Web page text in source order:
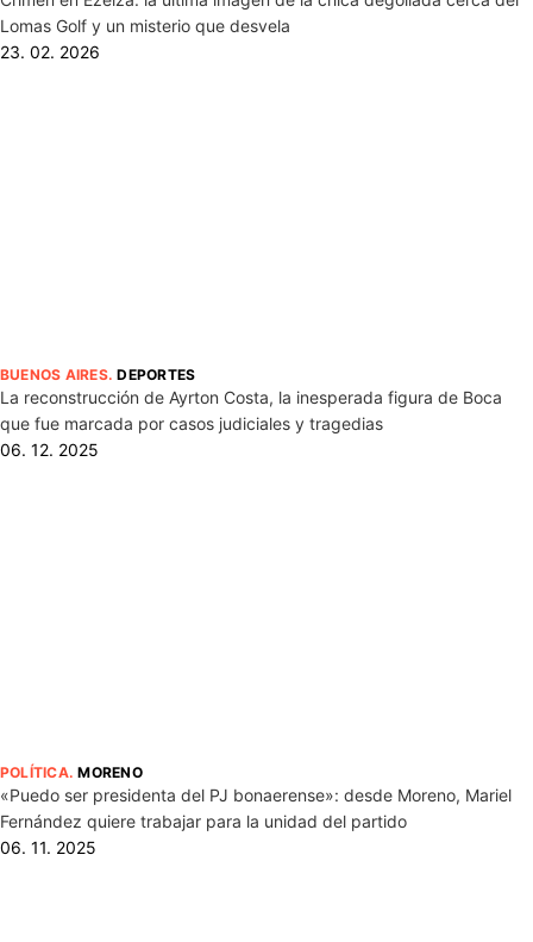
Lomas Golf y un misterio que desvela
23. 02. 2026
BUENOS AIRES.DEPORTES
La reconstrucción de Ayrton Costa, la inesperada figura de Boca
que fue marcada por casos judiciales y tragedias
06. 12. 2025
POLÍTICA.MORENO
«Puedo ser presidenta del PJ bonaerense»: desde Moreno, Mariel
Fernández quiere trabajar para la unidad del partido
06. 11. 2025